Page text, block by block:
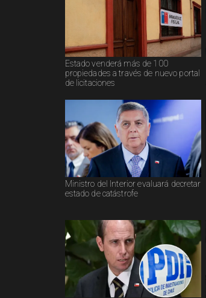
Estado venderá más de 100
propiedades a través de nuevo portal
de licitaciones
Ministro del Interior evaluará decretar
estado de catástrofe